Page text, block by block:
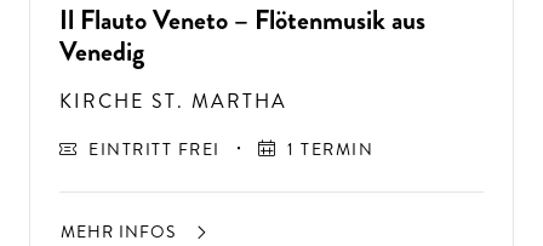
Il Flauto Veneto – Flötenmusik aus
Venedig
KIRCHE ST. MARTHA
EINTRITT FREI 1 TERMIN
MEHR INFOS